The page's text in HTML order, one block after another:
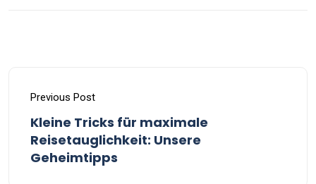
Previous Post
Kleine Tricks für maximale
Reisetauglichkeit: Unsere
Geheimtipps